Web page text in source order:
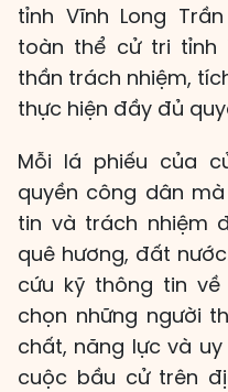
tỉnh Vĩnh Long
toàn thể cử tri tỉnh
thần trách nhiệm,
thực hiện đầy đủ
Mỗi lá phiếu của
quyền công dân
tin và trách nhiệm
quê hương, đất
cứu kỹ thông tin
chọn những người
chất, năng lực và
cuộc bầu cử trên